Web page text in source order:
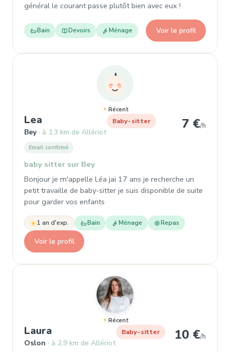
général le courant passe plutôt bien avec eux !
Bain Devoirs Ménage Voir le profil
Récent
Lea , Baby-sitter à Bey
Bey à 1,3 km de Allériot
Baby-sitter 7 €/h
Email confirmé
baby sitter sur Bey
Bonjour je m'appelle Léa jai 17 ans je recherche un
petit travaille de baby-sitter je suis disponible de suite
pour garder vos enfants
1 an d'exp. Bain Ménage Repas
Voir le profil
Récent
Laura , Baby-sitter à Oslon
Oslon à 2,9 km de Allériot
Baby-sitter 10 €/h